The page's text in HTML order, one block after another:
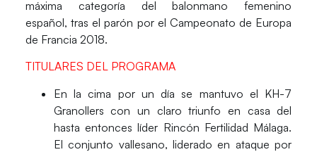
máxima categoría del balonmano femenino
español, tras el parón por el Campeonato de Europa
de Francia 2018.
TITULARES DEL PROGRAMA
En la cima por un día se mantuvo el KH-7
Granollers con un claro triunfo en casa del
hasta entonces líder Rincón Fertilidad Málaga.
El conjunto vallesano, liderado en ataque por